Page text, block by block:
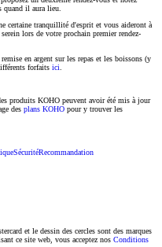
quand il aura lieu.
certaine tranquillité d'esprit et vous aideront à
lors de votre prochain premier rendez-
en argent sur les repas et les boissons (y
forfaits ici.
produits KOHO peuvent avoir été mis à jour
des plans KOHO pour y trouver les
SécuritéRecommandation
et le dessin des cercles sont des marques
ce site web, vous acceptez nos Conditions